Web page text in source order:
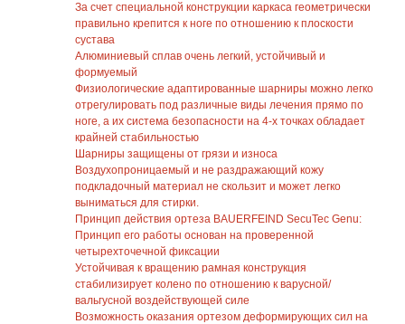
За счет специальной конструкции каркаса геометрически
правильно крепится к ноге по отношению к плоскости
сустава
Алюминиевый сплав очень легкий, устойчивый и
формуемый
Физиологические адаптированные шарниры можно легко
отрегулировать под различные виды лечения прямо по
ноге, а их система безопасности на 4-х точках обладает
крайней стабильностью
Шарниры защищены от грязи и износа
Воздухопроницаемый и не раздражающий кожу
подкладочный материал не скользит и может легко
выниматься для стирки.
Принцип действия ортеза BAUERFEIND SecuTec Genu:
Принцип его работы основан на проверенной
четырехточечной фиксации
Устойчивая к вращению рамная конструкция
стабилизирует колено по отношению к варусной/
вальгусной воздействующей силе
Возможность оказания ортезом деформирующих сил на